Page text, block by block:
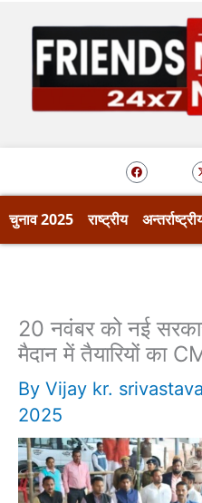
content
F
a
c
e
चुनाव 2025 राष्ट्रीय
20 नवंबर को नई
मैदान में तैयारियों का
By Vijay kr. srivastava
2025